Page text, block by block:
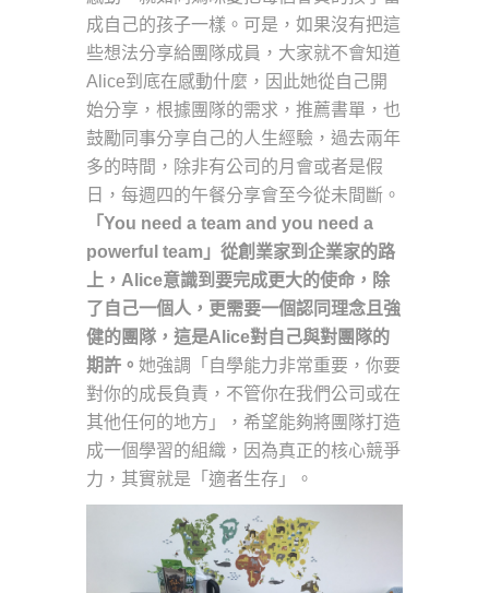
成自己的孩子一樣。可是，如果沒有把這
些想法分享給團隊成員，大家就不會知道
Alice到底在感動什麼，因此她從自己開
始分享，根據團隊的需求，推薦書單，也
鼓勵同事分享自己的人生經驗，過去兩年
多的時間，除非有公司的月會或者是假
日，每週四的午餐分享會至今從未間斷。
「You need a team and you need a
powerful team」從創業家到企業家的路
上，Alice意識到要完成更大的使命，除
了自己一個人，更需要一個認同理念且強
健的團隊，這是Alice對自己與對團隊的
期許。 她強調「自學能力非常重要，你要
對你的成長負責，不管你在我們公司或在
其他任何的地方」，希望能夠將團隊打造
成一個學習的組織，因為真正的核心競爭
力，其實就是「適者生存」。